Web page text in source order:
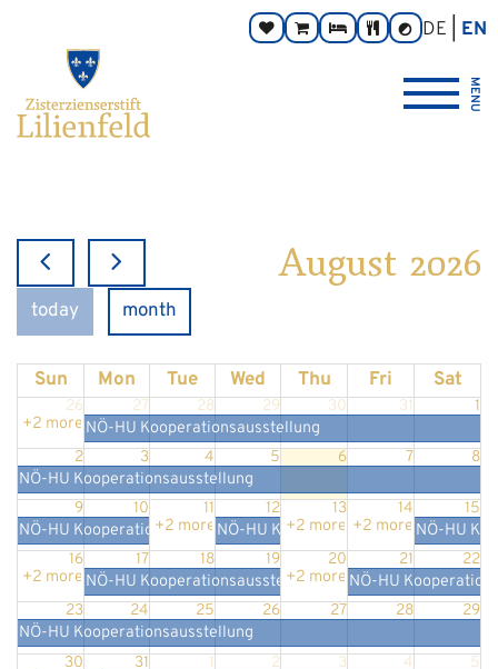
DonateMonastery
RoomsAbbeyContrast
toggle
DE
EN
{logo_link_label_accessible}
MENU
August 2026
today month
Sun Mon Tue Wed Thu Fri Sat
26
+2 more
27
NÖ-HU Kooperationsausstellung
28 29 30 31 1
2
NÖ-HU Kooperationsausstellung
3 4 5 6 7 8
9
NÖ-HU Kooperationsausstellung
10 11
+2 more
12
NÖ-HU Kooperationsausstellung
13
+2 more
14
+2 more
15
NÖ-HU
16
+2 more
17
NÖ-HU Kooperationsausstellung
18 19 20
+2 more
21
NÖ-HU
22
23
NÖ-HU Kooperationsausstellung
24 25 26 27 28 29
30 31 1 2 3 4 5